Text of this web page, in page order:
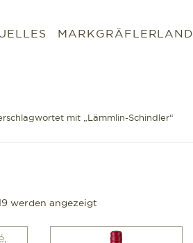
MARKGRÄFLERLAND
mit „Lämmlin-Schindler“
werden angezeigt
sortiert